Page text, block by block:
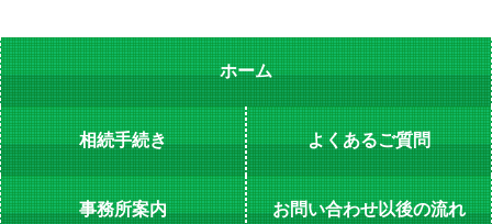
ホーム
相続手続き よくあるご質問
事務所案内 お問い合わせ以後の流れ